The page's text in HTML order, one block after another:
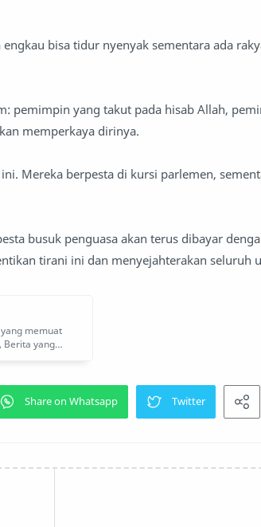
bisa tidur nyenyak sementara ada
pemimpin yang takut pada hisab Allah,
memperkaya dirinya.
Mereka berpesta di kursi parlemen,
busuk penguasa akan terus dibayar
tirani ini dan menyejahterakan seluruh